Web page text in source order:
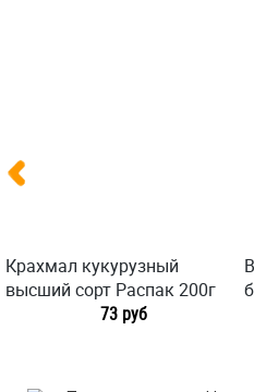
Крахмал кукурузный
высший сорт Распак 200г
73 руб